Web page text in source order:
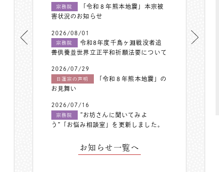
宗務院
「令和８年熊本地震」本宗被
害状況のお知らせ
2026/08/01
宗務院
令和8年度千鳥ヶ淵戦没者追
善供養並世界立正平和祈願法要について
2026/07/29
日蓮宗の声明
「令和８年熊本地震」の
お見舞い
2026/07/16
宗務院
”お坊さんに聞いてみよ
う”「お悩み相談室」を更新しました。
お知らせ一覧へ